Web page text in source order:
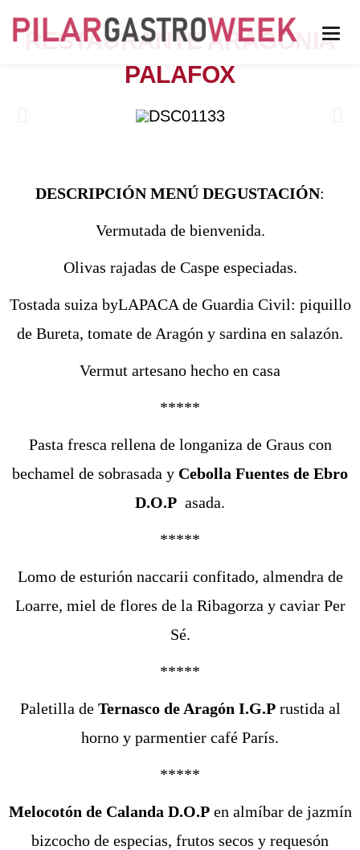
RESTAURANTE ARAGONIA
PALAFOX
DESCRIPCIÓN MENÚ DEGUSTACIÓN:
Vermutada de bienvenida.
Olivas rajadas de Caspe especiadas.
Tostada suiza byLAPACA de Guardia Civil: piquillo
de Bureta, tomate de Aragón y sardina en salazón.
Vermut artesano hecho en casa
*****
Pasta fresca rellena de longaniza de Graus con
bechamel de sobrasada y Cebolla Fuentes de Ebro
D.O.P asada.
*****
Lomo de esturión naccarii confitado, almendra de
Loarre, miel de flores de la Ribagorza y caviar Per
Sé.
*****
Paletilla de Ternasco de Aragón I.G.Prustida al
horno y parmentier café París.
*****
Melocotón de Calanda D.O.Pen almíbar de jazmín
bizcocho de especias, frutos secos y requesón